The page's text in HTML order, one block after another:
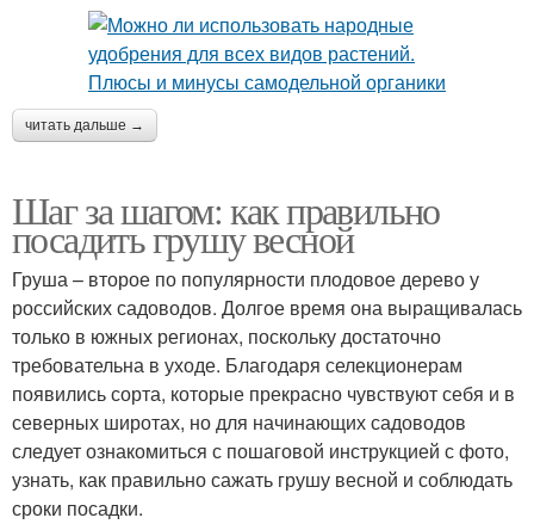
читать дальше →
Шаг за шагом: как правильно
посадить грушу весной
Груша – второе по популярности плодовое дерево у
российских садоводов. Долгое время она выращивалась
только в южных регионах, поскольку достаточно
требовательна в уходе. Благодаря селекционерам
появились сорта, которые прекрасно чувствуют себя и в
северных широтах, но для начинающих садоводов
следует ознакомиться с пошаговой инструкцией с фото,
узнать, как правильно сажать грушу весной и соблюдать
сроки посадки.